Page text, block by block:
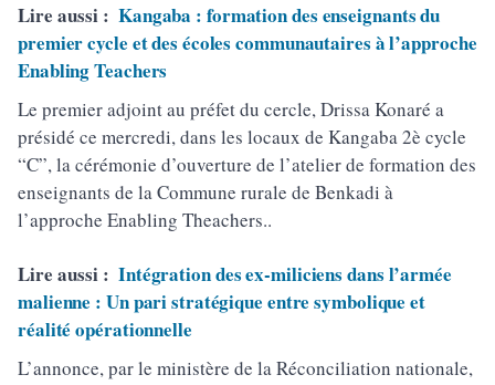
Lire aussi : Kangaba : formation des enseignants du
premier cycle et des écoles communautaires à l’approche
Enabling Teachers
Le premier adjoint au préfet du cercle, Drissa Konaré a
présidé ce mercredi, dans les locaux de Kangaba 2è cycle
“C”, la cérémonie d’ouverture de l’atelier de formation des
enseignants de la Commune rurale de Benkadi à
l’approche Enabling Theachers..
Lire aussi : Intégration des ex-miliciens dans l’armée
malienne : Un pari stratégique entre symbolique et
réalité opérationnelle
L’annonce, par le ministère de la Réconciliation nationale,